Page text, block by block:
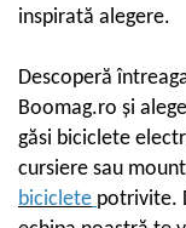
Echipament ciclism
Casca bicicleta
Protectii
Sosete
Rucsaci si borsete
inspirată alegere.
Descoperă
Boomag.ro și
găsi biciclete
cursiere sau
biciclete potrivite.